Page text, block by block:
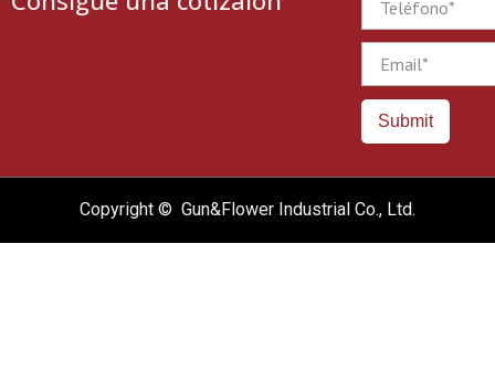
Submit
Copyright © Gun&Flower Industrial Co., Ltd.